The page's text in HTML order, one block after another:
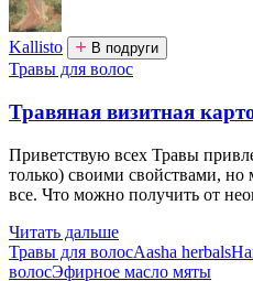
Kallisto В подруги
Травы для волос
Травяная визитная
Приветствую всех Травы
только) своими свойствами, но
все. Что можно получить от
Читать дальше
Травы для волосAasha herbals
волосЭфирное масло мяты